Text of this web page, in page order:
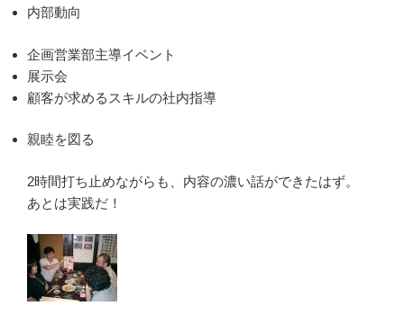
内部動向
企画営業部主導イベント
展示会
顧客が求めるスキルの社内指導
親睦を図る
2時間打ち止めながらも、内容の濃い話ができたはず。
あとは実践だ！